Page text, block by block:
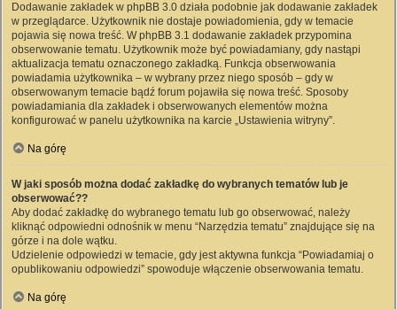
Dodawanie zakładek w phpBB 3.0 działa podobnie jak dodawanie zakładek
w przeglądarce. Użytkownik nie dostaje powiadomienia, gdy w temacie
pojawia się nowa treść. W phpBB 3.1 dodawanie zakładek przypomina
obserwowanie tematu. Użytkownik może być powiadamiany, gdy nastąpi
aktualizacja tematu oznaczonego zakładką. Funkcja obserwowania
powiadamia użytkownika – w wybrany przez niego sposób – gdy w
obserwowanym temacie bądź forum pojawiła się nowa treść. Sposoby
powiadamiania dla zakładek i obserwowanych elementów można
konfigurować w panelu użytkownika na karcie „Ustawienia witryny”.
Na górę
W jaki sposób można dodać zakładkę do wybranych tematów lub je
obserwować??
Aby dodać zakładkę do wybranego tematu lub go obserwować, należy
kliknąć odpowiedni odnośnik w menu “Narzędzia tematu” znajdujące się na
górze i na dole wątku.
Udzielenie odpowiedzi w temacie, gdy jest aktywna funkcja “Powiadamiaj o
opublikowaniu odpowiedzi” spowoduje włączenie obserwowania tematu.
Na górę